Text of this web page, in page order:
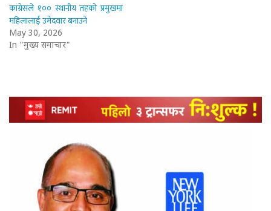
कांग्रेसले १०० स्थानीय तहको प्रमुखमा
महिलालाई उमेदवार बनाउने
May 30, 2026
In "मुख्य समाचार"